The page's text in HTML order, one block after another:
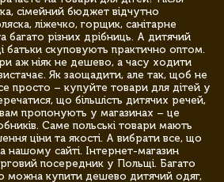
сімейний бюджет відчутно
ліжечко, горщик, санітарне
багато різних дрібниць. А дитячий
батьки скуповують практично оптом.
аж ніяк не дешево, а часу ходити
Як заощадити, але так, щоб не
просто – купуйте товари для дітей у
що більшість дитячих речей,
вам пропонують у магазинах – це
Саме польські товари мають
ціни та якості. А вибрати все, що
нашому сайті. Інтернет-магазин
посередник у Польщі. Багато
можна купити дешево дитячий одяг,